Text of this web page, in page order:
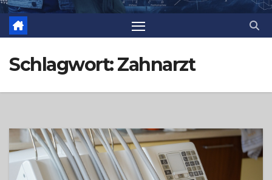
Schlagwort:Zahnarzt